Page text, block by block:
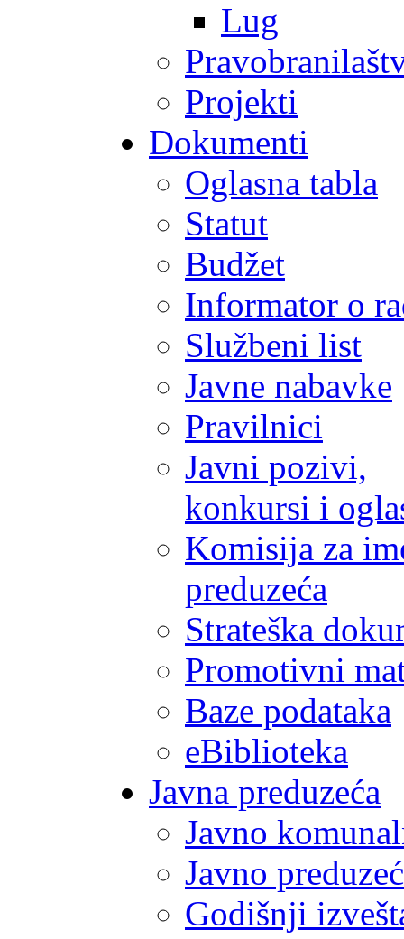
Lug
Projekti
Dokumenti
Oglasna tabla
Statut
Budžet
Informator o
Službeni list
Javne nabavke
Pravilnici
Javni pozivi,
konkursi i
Komisija za
preduzeća
Strateška
Promotivni
Baze podataka
eBiblioteka
Javna preduzeća
Javno
Javno
Godišnji